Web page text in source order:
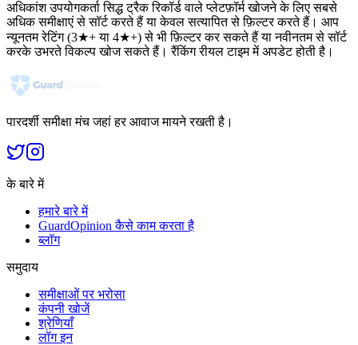
अधिकांश उपयोगकर्ता सिद्ध ट्रैक रिकॉर्ड वाले प्लेटफ़ॉर्म खोजने के लिए सबसे
अधिक समीक्षाएं से सॉर्ट करते हैं या केवल सत्यापित से फ़िल्टर करते हैं। आप
न्यूनतम रेटिंग (3★+ या 4★+) से भी फ़िल्टर कर सकते हैं या नवीनतम से सॉर्ट
करके उभरते विकल्प खोज सकते हैं। रैंकिंग रीयल टाइम में अपडेट होती है।
पारदर्शी समीक्षा मंच जहां हर आवाज मायने रखती है।
के बारे में
हमारे बारे में
GuardOpinion कैसे काम करता है
ब्लॉग
समुदाय
समीक्षाओं पर भरोसा
कंपनी खोजें
श्रेणियाँ
लॉग इन